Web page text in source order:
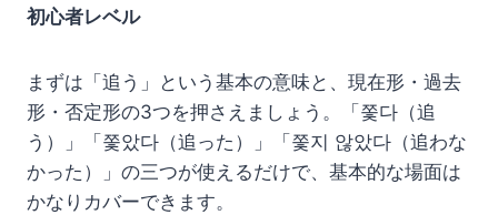
初心者レベル
まずは「追う」という基本の意味と、現在形・過去
形・否定形の3つを押さえましょう。「쫓다（追
う）」「쫓았다（追った）」「쫓지 않았다（追わな
かった）」の三つが使えるだけで、基本的な場面は
かなりカバーできます。